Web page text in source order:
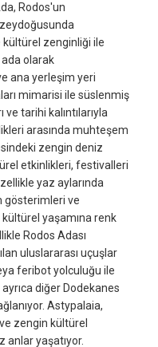
Rodos'un
kültürel zenginliği ile
olarak
ana yerleşim yeri
mimarisi ile süslenmiş
tarihi kalıntılarıyla
arasında muhteşem
zengin deniz
etkinlikleri, festivalleri
yaz aylarında
gösterimleri ve
yaşamına renk
Rodos Adası
uluslararası uçuşlar
feribot yolculuğu ile
diğer Dodekanes
Astypalaia,
zengin kültürel
anlar yaşatıyor.